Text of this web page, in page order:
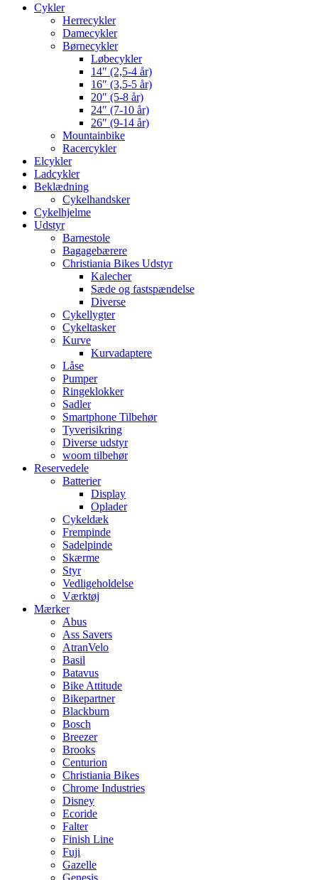
Cykler
Herrecykler
Damecykler
Børnecykler
Løbecykler
14″ (2,5-4 år)
16″ (3,5-5 år)
20″ (5-8 år)
24″ (7-10 år)
26″ (9-14 år)
Mountainbike
Racercykler
Elcykler
Ladcykler
Beklædning
Cykelhandsker
Cykelhjelme
Udstyr
Barnestole
Bagagebærere
Christiania Bikes Udstyr
Kalecher
Sæde og fastspændelse
Diverse
Cykellygter
Cykeltasker
Kurve
Kurvadaptere
Låse
Pumper
Ringeklokker
Sadler
Smartphone Tilbehør
Tyverisikring
Diverse udstyr
woom tilbehør
Reservedele
Batterier
Display
Oplader
Cykeldæk
Frempinde
Sadelpinde
Skærme
Styr
Vedligeholdelse
Værktøj
Mærker
Abus
Ass Savers
AtranVelo
Basil
Batavus
Bike Attitude
Bikepartner
Blackburn
Bosch
Breezer
Brooks
Centurion
Christiania Bikes
Chrome Industries
Disney
Ecoride
Falter
Finish Line
Fuji
Gazelle
Genesis